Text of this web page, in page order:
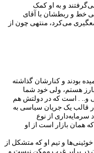
و به او کمک
خط و ربطشان با آقای
مثلاً در دهه ۶۰ بیشتر جانب جناح چپ را داشت و به نفع آنها موضعگیری می‌کرد، منتهی چون از
بودند و کنارشان گذاشته
هستم، ولی خود شما
و.. . است که در دولتش هم
قالب یک جریان سیاسی به
سرمایه‌داری از نوع
همان بازار است از او
و تیم او که متشکل از